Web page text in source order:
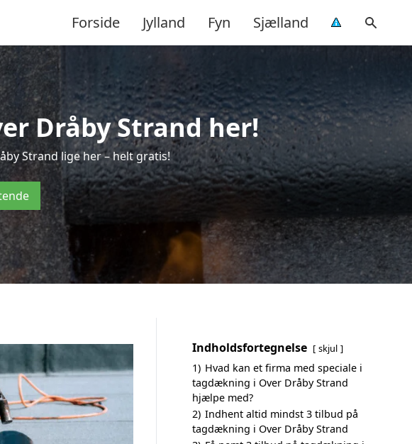
Forside Jylland Fyn Sjælland
Dråby Strand her!
Strand lige her – helt gratis!
Indholdsfortegnelse skjul
1) Hvad kan et firma med speciale i
tagdækning i Over Dråby Strand
hjælpe med?
2) Indhent altid mindst 3 tilbud på
tagdækning i Over Dråby Strand